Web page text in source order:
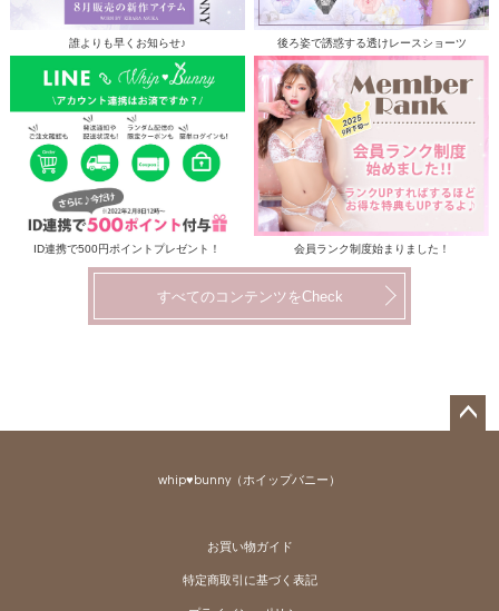
誰よりも早くお知らせ♪ 後ろ姿で誘惑する透けレースショーツ
ID連携で500円ポイントプレゼント！ 会員ランク制度始まりました！
すべてのコンテンツをCheck
whip♥bunny（ホイップバニー）
お買い物ガイド
特定商取引に基づく表記